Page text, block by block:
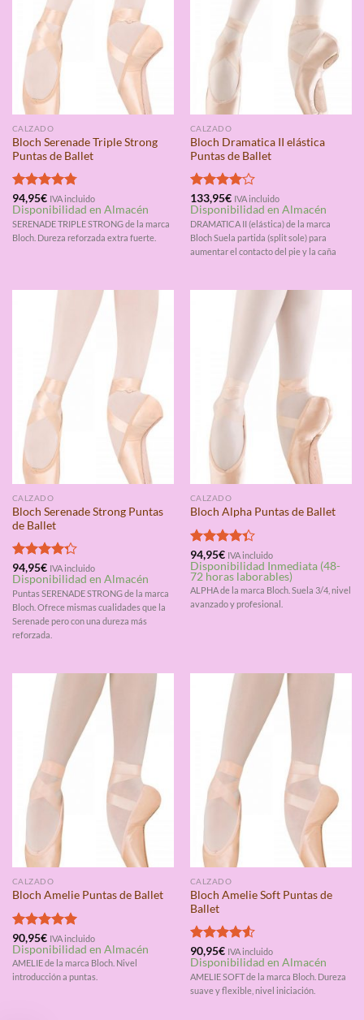
CALZADO
Bloch Serenade Triple Strong
Puntas de Ballet
Valorado
con4.75
de 5
94,95€ IVA incluido
Disponibilidad en Almacén
SERENADE TRIPLE STRONG de la marca
Bloch. Dureza reforzada extra fuerte.
CALZADO
Bloch Dramatica II elástica
Puntas de Ballet
Valorado
con4.00
de 5
133,95€ IVA incluido
Disponibilidad en Almacén
DRAMATICA II (elástica) de la marca
Bloch Suela partida (split sole) para
aumentar el contacto del pie y la caña
CALZADO
Bloch Serenade Strong Puntas
de Ballet
Valorado
con4.25
de 5
94,95€ IVA incluido
Disponibilidad en Almacén
Puntas SERENADE STRONG de la marca
Bloch. Ofrece mismas cualidades que la
Serenade pero con una dureza más
reforzada.
CALZADO
Bloch Alpha Puntas de Ballet
Valorado
con4.33
de 5
94,95€ IVA incluido
Disponibilidad Inmediata (48-
72 horas laborables)
ALPHA de la marca Bloch. Suela 3/4, nivel
avanzado y profesional.
CALZADO
Bloch Amelie Puntas de Ballet
Valorado
con5.00
de 5
90,95€ IVA incluido
Disponibilidad en Almacén
AMELIE de la marca Bloch. Nivel
introducción a puntas.
CALZADO
Bloch Amelie Soft Puntas de
Ballet
Valorado
con4.50
de 5
90,95€ IVA incluido
Disponibilidad en Almacén
AMELIE SOFT de la marca Bloch. Dureza
suave y flexible, nivel iniciación.